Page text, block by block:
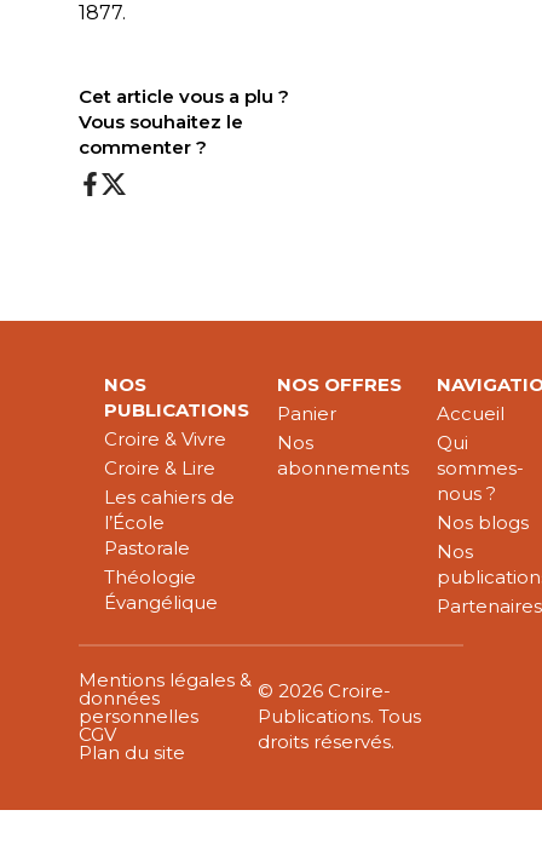
1877.
Cet article vous a plu ?
Vous souhaitez le
commenter ?
NOS
PUBLICATIONS
Croire & Vivre
Croire & Lire
Les cahiers de
l’École
Pastorale
Théologie
Évangélique
NOS OFFRES
Panier
Nos
abonnements
Accueil
Qui
sommes-
nous ?
Nos blogs
Nos
Partenaires
Mentions légales &
données
personnelles
CGV
Plan du site
© 2026 Croire-
Publications. Tous
droits réservés.